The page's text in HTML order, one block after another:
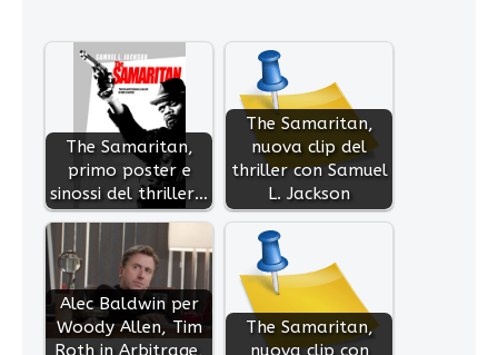
The Samaritan,
primo poster e
sinossi del thriller…
The Samaritan,
nuova clip del
thriller con Samuel
L. Jackson
Alec Baldwin per
Woody Allen, Tim
Roth in Arbitrage,
The Samaritan,
nuova clip con